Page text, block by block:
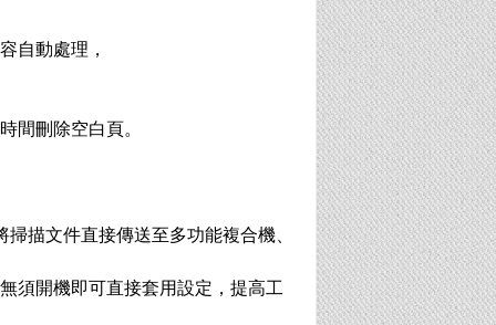
自動處理，
間刪除空白頁。
描文件直接傳送至多功能複合機、
須開機即可直接套用設定，提高工